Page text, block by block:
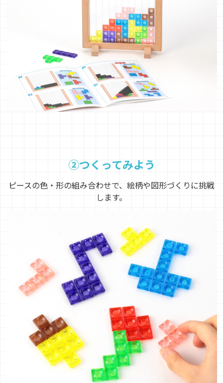
②つくってみよう
ピースの色・形の組み合わせで、絵柄や図形づくりに挑戦
します。